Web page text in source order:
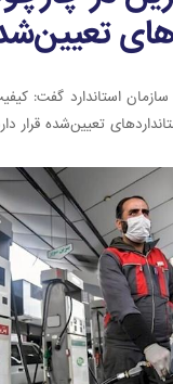
استاندارد گفت:
تعیین‌شده قرار